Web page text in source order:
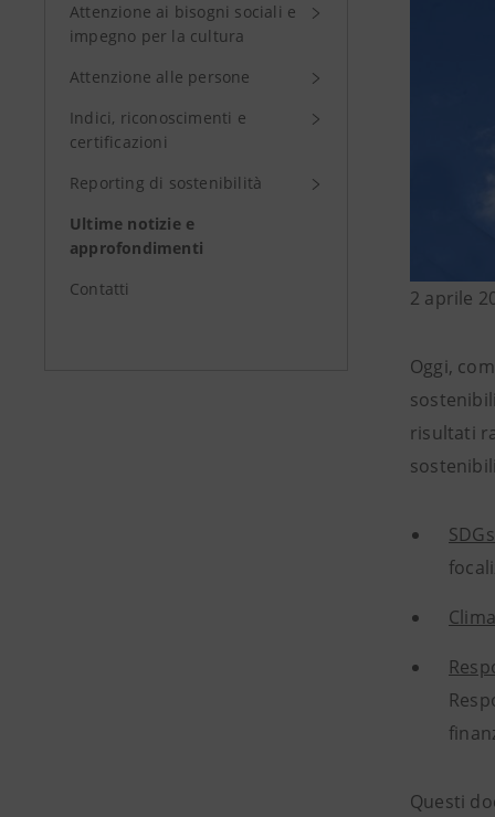
Attenzione ai bisogni sociali e
impegno per la cultura
Attenzione alle persone
Indici, riconoscimenti e
certificazioni
Reporting di sostenibilità
Ultime notizie e
approfondimenti
Contatti
2 aprile
Oggi,
risultati
Questi